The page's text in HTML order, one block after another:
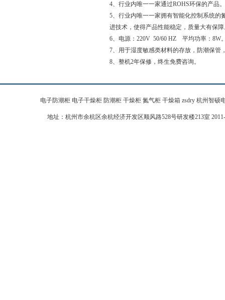
4、行业内唯一一家通过ROHS环保的产品
5、行业内唯一一家拥有智能化控制系统的
进技术，使得产品性能稳定，质量大有保
6、电源：220V 50/60 HZ 平均功率：8W
7、用于湿度敏感类材料的存放，防潮保管
8、整机2年保修，终生免费咨询。
电子防潮柜 电子干燥柜 防潮柜 干燥柜 氮气柜 干燥箱 zsdry 杭州智硕
地址：杭州市余杭区余杭经济开发区顺风路528号研发楼213室 2011-